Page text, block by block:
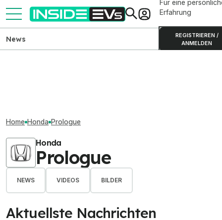
Für eine
Erfahrung
REGISTRIEREN /
ANMELDEN
News
Home Honda Prologue
Honda
Prologue
NEWS VIDEOS BILDER
Aktuellste Nachrichten